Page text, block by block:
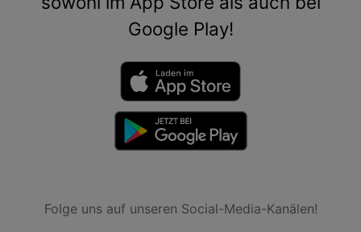
Google Play!
Folge uns auf unseren Social-Media-Kanälen!